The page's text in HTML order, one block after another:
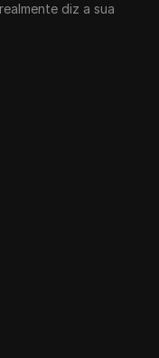
diz a sua